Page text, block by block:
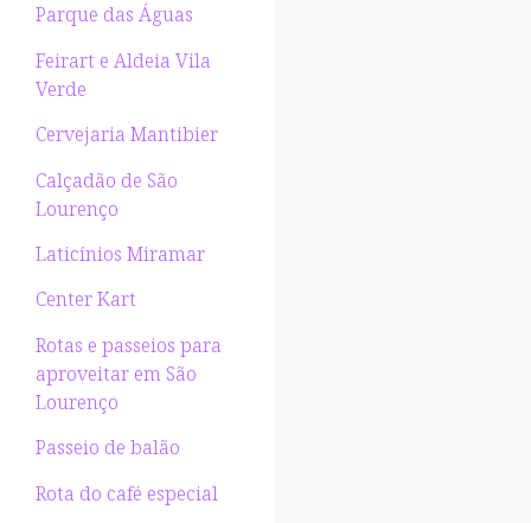
Parque das Águas
Feirart e Aldeia Vila
Verde
Cervejaria Mantibier
Calçadão de São
Lourenço
Laticínios Miramar
Center Kart
Rotas e passeios para
aproveitar em São
Lourenço
Passeio de balão
Rota do café especial